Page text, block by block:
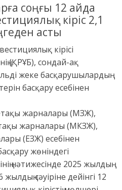
соңғы 12 айда
кіріс 2,1
асты
кірісі
(ҚРҰБ), сондай-ақ
жеке басқарушылардың
басқару есебінен
жарналары (МЗЖ),
жарналары (МКЗЖ),
(ЕЗЖ) есебінен
жөніндегі
нәтижесінде 2025 жылдың
сәуіріне дейінгі 12